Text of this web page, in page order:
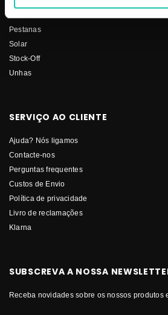
Pestanas
Solar
Stock-Off
Unhas
SERVIÇO AO CLIENTE
Ajuda? Nós ligamos
Contacte-nos
Perguntas frequentes
Custos de Envio
Política de privacidade
Livro de reclamações
Klarna
SUBSCREVA A NOSSA
Receba novidades sobre os nossos produtos